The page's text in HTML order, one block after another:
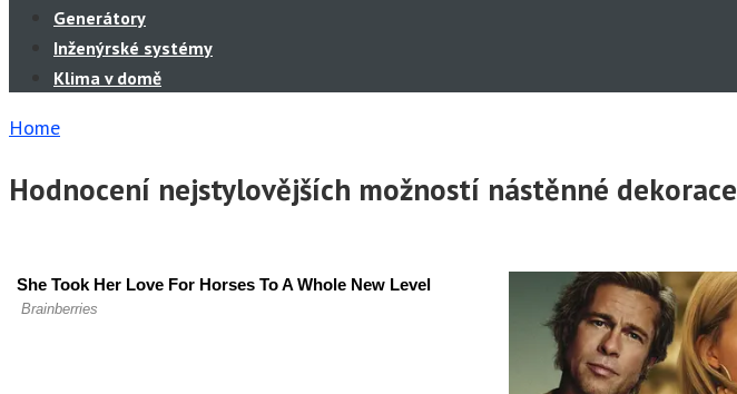
Generátory
Inženýrské systémy
Klima v domě
Home
Hodnocení nejstylovějších možností nástěnné dekorace